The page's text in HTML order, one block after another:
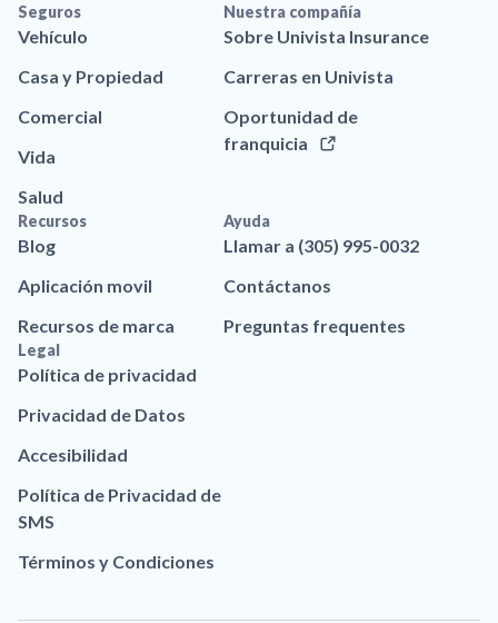
Seguros
Vehículo
Casa y Propiedad
Comercial
Vida
Salud
Nuestra compañía
Sobre Univista Insurance
Carreras en Univista
Oportunidad de
franquicia
Recursos
Blog
Aplicación movil
Recursos de marca
Ayuda
Llamar a (305) 995-0032
Contáctanos
Preguntas frequentes
Legal
Política de privacidad
Privacidad de Datos
Accesibilidad
Política de Privacidad de
SMS
Términos y Condiciones